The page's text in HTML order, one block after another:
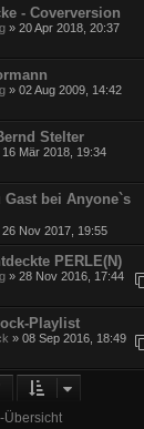
- Coverversion
» 20 Apr 2018, 20:37
» 02 Aug 2009, 14:42
Stelter
16 Mär 2018, 19:34
Gast bei Anyone`s
26 Nov 2017, 19:55
PERLE(N)
» 28 Nov 2016, 17:44
Playlist
» 08 Sep 2016, 18:49
Übersicht